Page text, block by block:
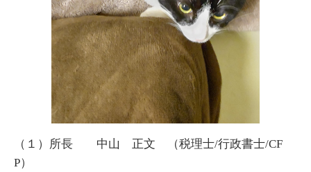
（１）所長 中山 正文 （税理士/行政書士/CF
P）